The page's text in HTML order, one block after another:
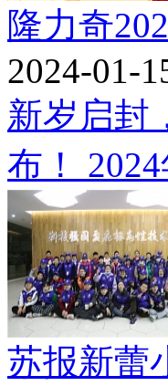
隆力奇
2024-01-
新岁启封
布！
苏报新蕾